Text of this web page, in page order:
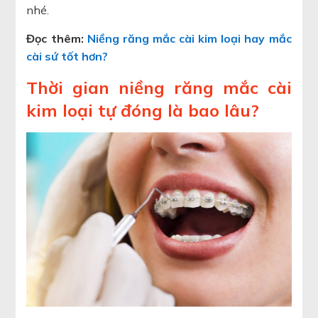
nhé.
Đọc thêm: Niềng răng mắc cài kim loại hay mắc
cài sứ tốt hơn?
Thời gian niềng răng mắc cài
kim loại tự đóng là bao lâu?